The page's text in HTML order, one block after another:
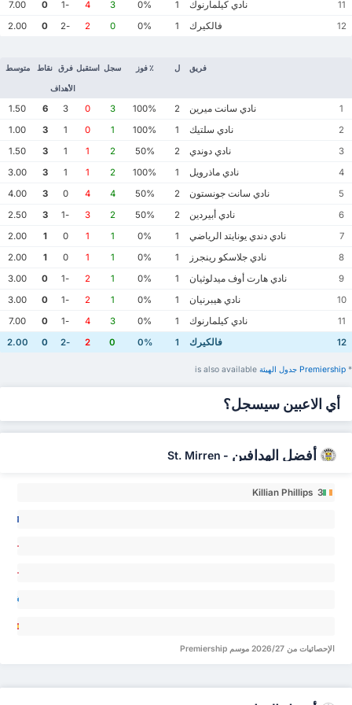
11 نادي كيلمارنوك 1
0%
3
4
-1
0
7.00
12
فالكيرك 1
0%
0
2
-2
0
2.00
فريق ل ٪ فوز سجل استقبل فرق
الأهداف
نقاط متوسط
1 نادي سانت ميرين 2
100%
3
0
3
6
1.50
2
نادي سلتيك 1
100%
1
0
1
3
1.00
3
نادي دوندي 2
50%
2
1
1
3
1.50
4
نادي ماذرويل 1
100%
2
1
1
3
3.00
5
نادي سانت جونستون 2
50%
4
4
0
3
4.00
6
نادي أبيردين 2
50%
2
3
-1
3
2.50
7
نادي دندي يونايتد الرياضي 1
0%
1
1
0
1
2.00
8
نادي جلاسكو رينجرز 1
0%
1
1
0
1
2.00
9
نادي هارت أوف ميدلوثيان 1
0%
1
2
-1
0
3.00
10
نادي هيبرنيان 1
0%
1
2
-1
0
3.00
11
نادي كيلمارنوك 1
0%
3
4
-1
0
7.00
12
فالكيرك 1
0%
0
2
-2
0
2.00
* Premiership ‏جدول الهيئة
أي الاعبين سيسجل؟
أفضل الهدافين -
St. Mirren
Killian Phillips 3
الإحصائيات من 2026/27 موسم Premiership